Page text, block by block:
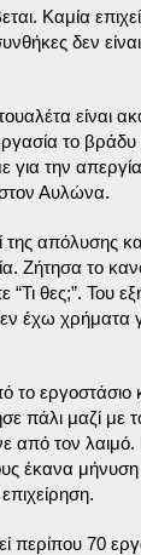
Καμία
δεν
είναι
το βράδυ
για την
στον Αυλώνα.
απόλυσης
Ζήτησα το
θες;”. Του
έχω χρήματα
εργοστάσιο
πάλι μαζί με
από τον
έκανα μήνυση
περίπου 70